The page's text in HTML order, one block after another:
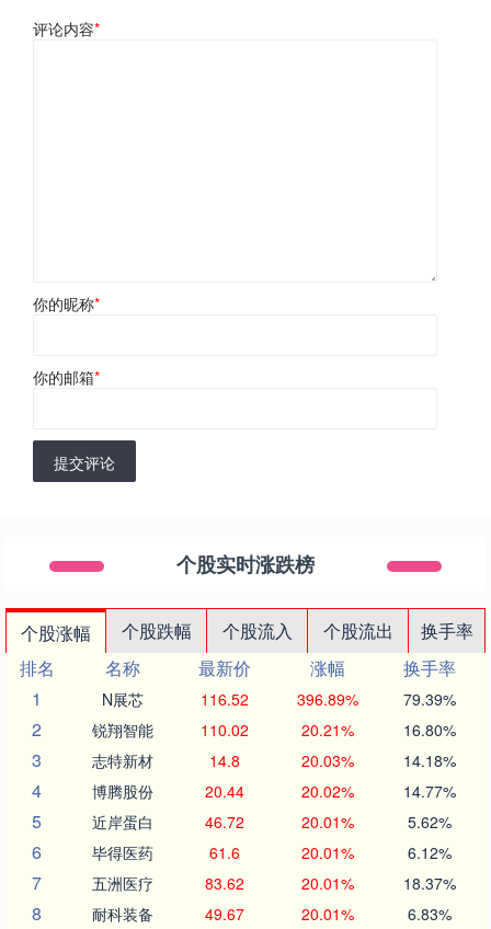
评论内容*
你的昵称*
你的邮箱*
提交评论
个股实时涨跌榜
个股涨幅 个股跌幅 个股流入 个股流出
换手率
排名
名称 最新价 涨幅
换手率
1
N展芯 116.52 396.89% 79.39%
2 锐翔智能 110.02 20.21% 16.80%
3 志特新材 14.8 20.03% 14.18%
4 博腾股份 20.44 20.02% 14.77%
5 近岸蛋白 46.72 20.01% 5.62%
6 毕得医药 61.6 20.01% 6.12%
7 五洲医疗 83.62 20.01% 18.37%
8 耐科装备 49.67 20.01% 6.83%